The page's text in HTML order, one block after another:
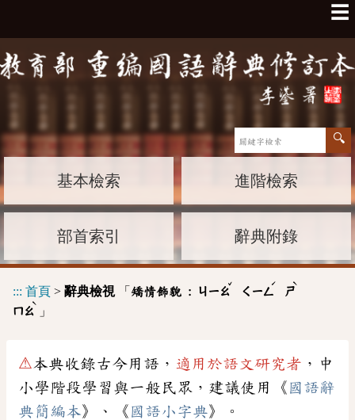
☰
基本檢索 進階檢索
部首索引 辭典附錄
::: 首頁 > 辭典檢視「 矯情飾貌 : ㄐㄧㄠ
ˇ
ㄑㄧㄥ
ˊ
ㄕ
ˋ
ㄇㄠ
ˋ
」
⚠本典收錄古今用語， 適用於語文研究者 ，中
小學階段學習與一般民眾，建議使用《 國語辭
典簡編本》、《 國語小字典》。